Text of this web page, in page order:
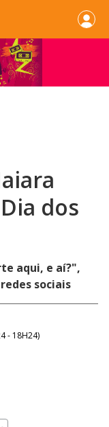
dos
aqui, e aí?",
sociais
- 18H24)